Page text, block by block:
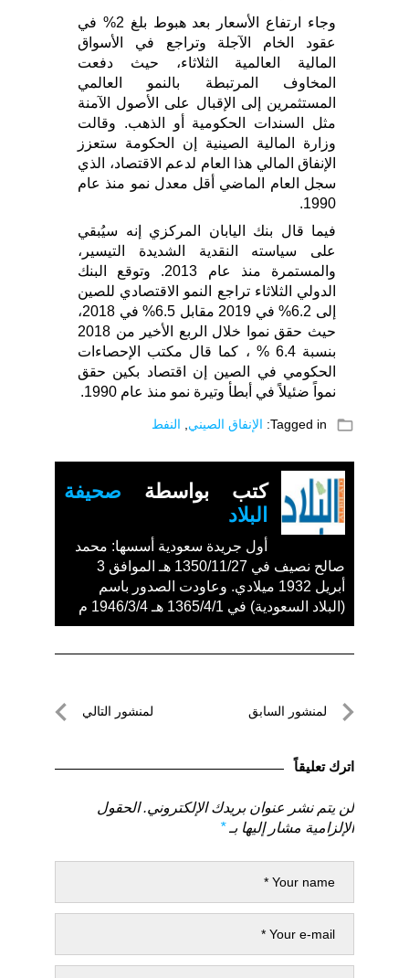
وجاء ارتفاع الأسعار بعد هبوط بلغ 2% في
عقود الخام الآجلة وتراجع في الأسواق
المالية العالمية الثلاثاء، حيث دفعت
المخاوف المرتبطة بالنمو العالمي
المستثمرين إلى الإقبال على الأصول الآمنة
مثل السندات الحكومية أو الذهب. وقالت
وزارة المالية الصينية إن الحكومة ستعزز
الإنفاق المالي هذا العام لدعم الاقتصاد، الذي
سجل العام الماضي أقل معدل نمو منذ عام
1990.
فيما قال بنك اليابان المركزي إنه سيُبقي
على سياسته النقدية الشديدة التيسير،
والمستمرة منذ عام 2013. وتوقع البنك
الدولي الثلاثاء تراجع النمو الاقتصادي للصين
إلى 6.2% في 2019 مقابل 6.5% في 2018،
حيث حقق نموا خلال الربع الأخير من 2018
بنسبة 6.4 % ، كما قال مكتب الإحصاءات
الحكومي في الصين إن اقتصاد بكين حقق
نمواً ضئيلاً في أبطأ وتيرة نمو منذ عام 1990.
folder_open
Tagged in: الإنفاق الصيني النفط
كتب بواسطة صحيفة
البلاد
أول جريدة سعودية أسسها: محمد
صالح نصيف في 1350/11/27 هـ الموافق 3
أبريل 1932 ميلادي. وعاودت الصدور باسم
(البلاد السعودية) في 1365/4/1 هـ 1946/3/4 م
تصفّحلمنشور السابق
السابق
لمنشور التالي
اترك تعليقاً
لن يتم نشر عنوان بريدك الإلكتروني. الحقول
الإلزامية مشار إليها بـ*